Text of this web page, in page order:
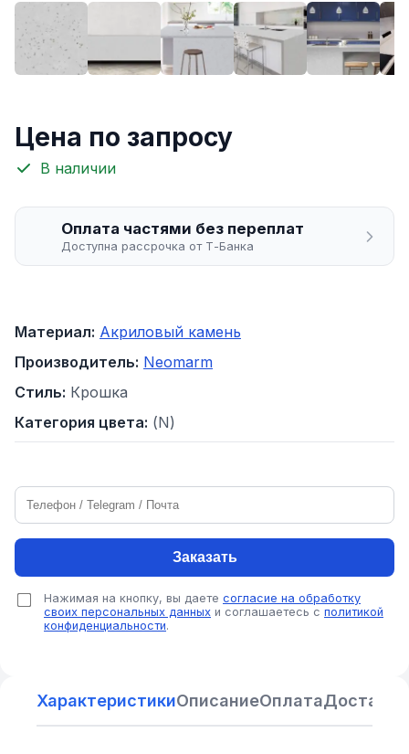
Цена по запросу
В наличии
Оплата частями без переплат
Доступна рассрочка от Т-Банка
Материал: Акриловый камень
Производитель: Neomarm
Стиль: Крошка
Категория цвета: (N)
Заказать
Нажимая на кнопку, вы даете согласие на обработку
своих персональных данных и соглашаетесь с политикой
конфиденциальности.
ХарактеристикиОписаниеОплатаДоставка